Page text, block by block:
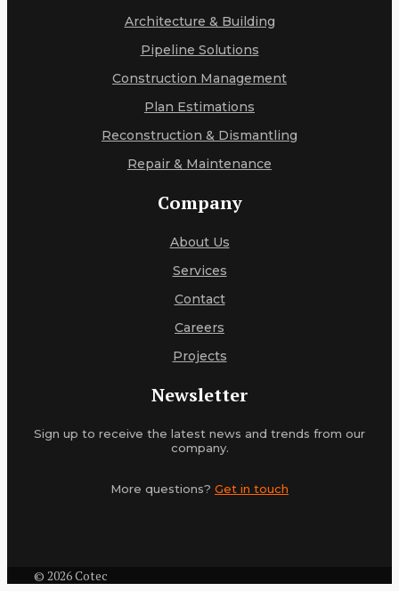
Architecture & Building
Pipeline Solutions
Construction Management
Plan Estimations
Reconstruction & Dismantling
Repair & Maintenance
Company
About Us
Services
Contact
Careers
Projects
Newsletter
Sign up to receive the latest news and trends from our
company.
More questions? Get in touch
© 2026 Cotec